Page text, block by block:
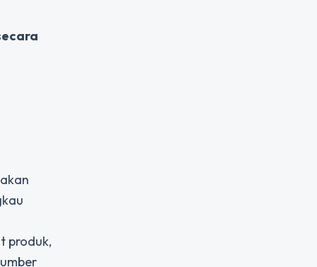
produk,